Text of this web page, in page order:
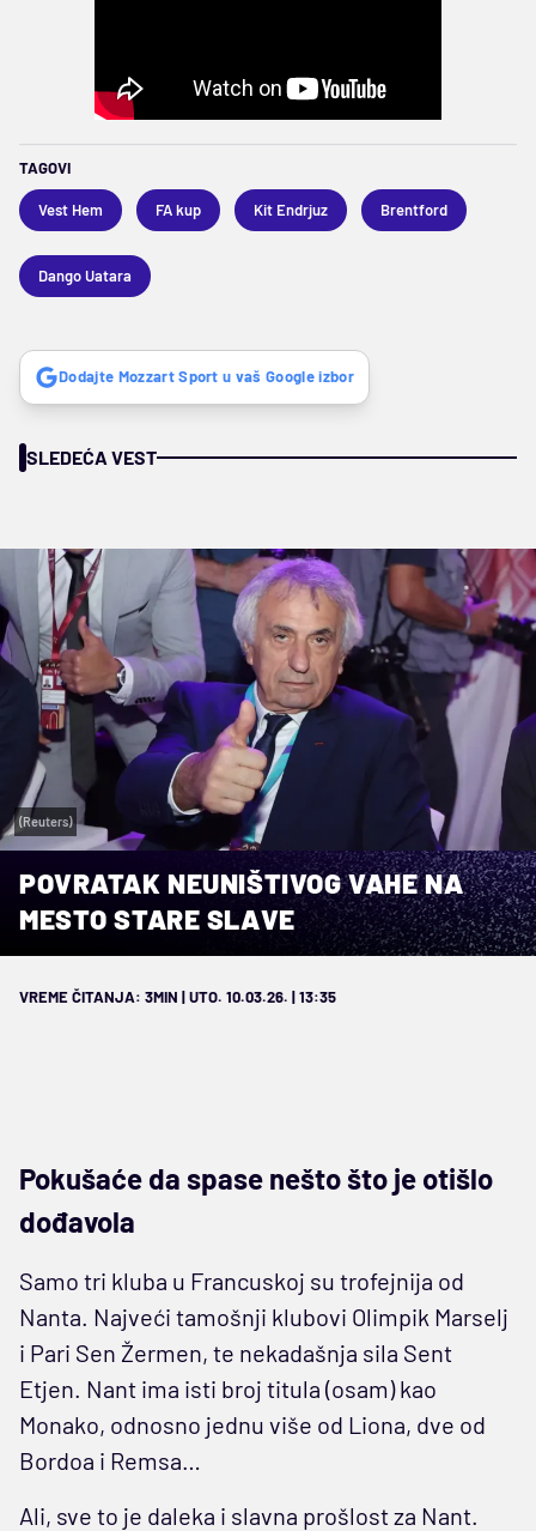
TAGOVI
Vest Hem FA kup Kit Endrjuz Brentford
Dango Uatara
Dodajte Mozzart Sport u vaš Google izbor
SLEDEĆA VEST
(Reuters)
POVRATAK NEUNIŠTIVOG VAHE NA
MESTO STARE SLAVE
VREME ČITANJA: 3MIN | UTO. 10.03.26. | 13:35
Pokušaće da spase nešto što je otišlo
dođavola
Samo tri kluba u Francuskoj su trofejnija od
Nanta. Najveći tamošnji klubovi Olimpik Marselj
i Pari Sen Žermen, te nekadašnja sila Sent
Etjen. Nant ima isti broj titula (osam) kao
Monako, odnosno jednu više od Liona, dve od
Bordoa i Remsa…
Ali, sve to je daleka i slavna prošlost za Nant.